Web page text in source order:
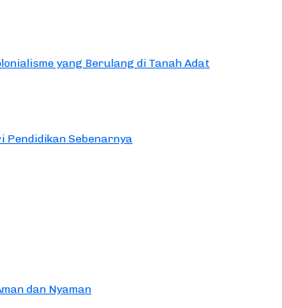
yang Berulang di Tanah Adat
Pendidikan Sebenarnya
dan Nyaman